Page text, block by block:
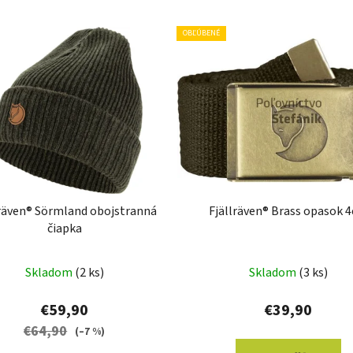
Sörmland obojstranná
čiapka
Skladom (2 ks)
€59,90
€64,90 (–7 %)
OBĽÚBENÉ
Fjällräven® Brass opasok
Skladom (3 ks)
€39,90